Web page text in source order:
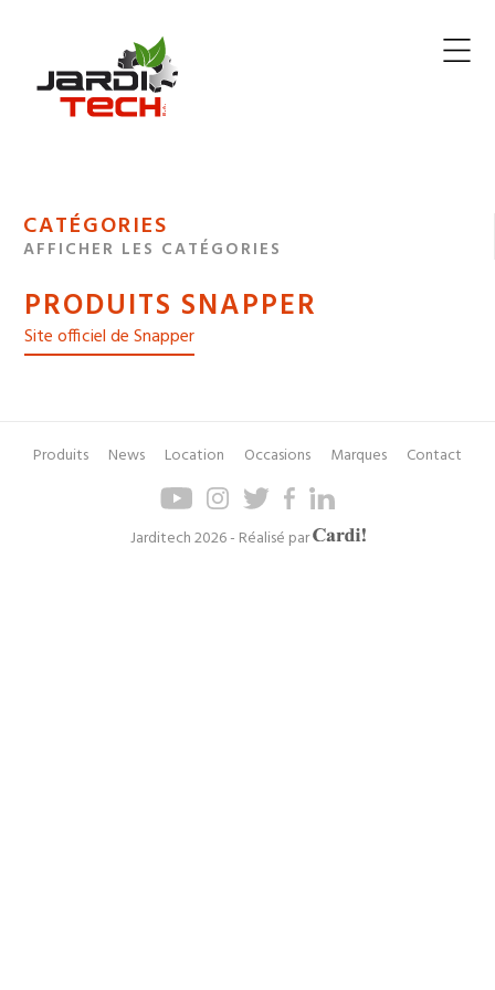
Jarditech
MENU
DE
DES
CATÉGORIES
AFFICHER LES CATÉGORIES
PRODUITS SNAPPER
Site officiel de Snapper
Pied
Menu
navigation
Produits News Location Occasions Marques Contact
Jarditech 2026 - Réalisé par
Axel